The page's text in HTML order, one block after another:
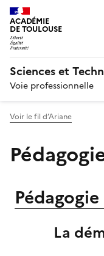
ACADÉMIE
DE TOULOUSE
Sciences et
Voie professionnelle
Voir le fil d’Ariane
ImageLa